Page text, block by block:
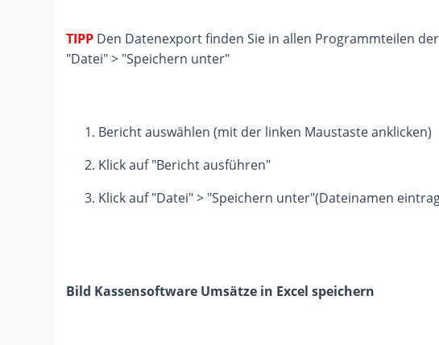
TIPP Den Datenexport finden Sie in allen Programmteilen
"Datei" > "Speichern unter"
Bericht auswählen (mit der linken Maustaste anklicken)
Klick auf "Bericht ausführen"
Klick auf "Datei" > "Speichern unter"(Dateinamen
Bild Kassensoftware Umsätze in Excel speichern